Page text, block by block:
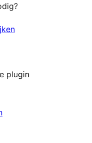
plugin